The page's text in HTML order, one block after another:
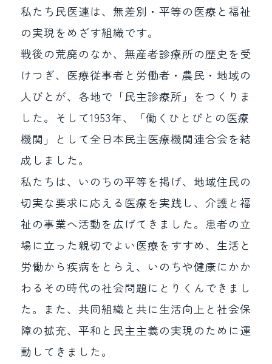
私たち民医連は、無差別・平等の医療と福祉
の実現をめざす組織です。
戦後の荒廃のなか、無産者診療所の歴史を受
けつぎ、医療従事者と労働者・農民・地域の
人びとが、各地で「民主診療所」をつくりま
した。そして1953年、「働くひとびとの医療
機関」として全日本民主医療機関連合会を結
成しました。
私たちは、いのちの平等を掲げ、地域住民の
切実な要求に応える医療を実践し、介護と福
祉の事業へ活動を広げてきました。患者の立
場に立った親切でよい医療をすすめ、生活と
労働から疾病をとらえ、いのちや健康にかか
わるその時代の社会問題にとりくんできまし
た。また、共同組織と共に生活向上と社会保
障の拡充、平和と民主主義の実現のために運
動してきました。